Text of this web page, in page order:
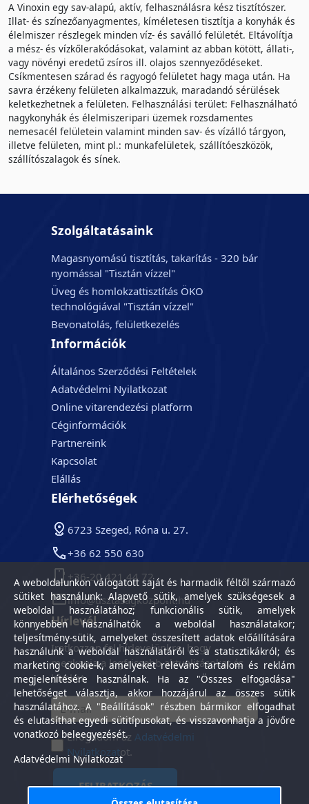
A Vinoxin egy sav-alapú, aktív, felhasználásra kész tisztítószer.
Illat- és színezőanyagmentes, kíméletesen tisztítja a konyhák és
élelmiszer részlegek minden víz- és saválló felületét. Eltávolítja
a mész- és vízkőlerakódásokat, valamint az abban kötött, állati-,
vagy növényi eredetű zsíros ill. olajos szennyeződéseket.
Csíkmentesen szárad és ragyogó felületet hagy maga után. Ha
savra érzékeny felületen alkalmazzuk, maradandó sérülések
keletkezhetnek a felületen. Felhasználási terület: Felhasználható
nagykonyhák és élelmiszeripari üzemek rozsdamentes
nemesacél felületein valamint minden sav- és vízálló tárgyon,
illetve felületen, mint pl.: munkafelületek, szállítóeszközök,
szállítószalagok és sínek.
Szolgáltatásaink
Magasnyomású tisztítás, takarítás - 320 bár
nyomással "Tisztán vízzel"
Üveg és homlokzattisztítás ÖKO
technológiával "Tisztán vízzel"
Bevonatolás, felületkezelés
Információk
Általános Szerződési Feltételek
Adatvédelmi Nyilatkozat
Online vitarendezési platform
Céginformációk
Partnereink
Kapcsolat
Elállás
Elérhetőségek
6723 Szeged, Róna u. 27.
+36 62 550 630
+36-20 421 44 72
info@tisztasagkozpont.hu
Hírlevél
Iratkozzon fel hírlevelünkre, hogy
megkapja a legfrissebb aktualitásokat és
híreket.
Elfogadom azAdatvédelmi
Nyilatkozatot.
FELIRATKOZÁS
A weboldalunkon válogatott saját és harmadik féltől származó
sütiket használunk: Alapvető sütik, amelyek szükségesek a
weboldal használatához; funkcionális sütik, amelyek
könnyebben használhatók a weboldal használatakor;
teljesítmény-sütik, amelyeket összesített adatok előállítására
használunk a weboldal használatáról és a statisztikákról; és
marketing cookie-k, amelyeket releváns tartalom és reklám
megjelenítésére használnak. Ha az "Összes elfogadása"
lehetőséget választja, akkor hozzájárul az összes sütik
használatához. A "Beállítások" részben bármikor elfogadhat
és elutasíthat egyedi sütitípusokat, és visszavonhatja a jövőre
vonatkozó beleegyezését.
Adatvédelmi Nyilatkozat